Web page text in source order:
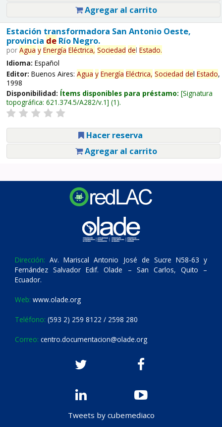
Agregar al carrito
Estación transformadora San Antonio Oeste,
provincia deRío Negro.
por Agua y Energía Eléctrica, Sociedad del Estado.
Idioma: Español
Editor: Buenos Aires: Agua y Energía Eléctrica, Sociedad del Estado,
1998
Disponibilidad: Ítems disponibles para préstamo: Signatura
topográfica: 621.374.5/A282/v.1 (1).
Hacer reserva
Agregar al carrito
Dirección: Av. Mariscal Antonio José de Sucre N58-63 y
Fernández Salvador Edif. Olade – San Carlos, Quito –
Ecuador.
Web: www.olade.org
Teléfono: (593 2) 259 8122 / 2598 280
Correo: centro.documentacion@olade.org
Tweets by cubemediaco